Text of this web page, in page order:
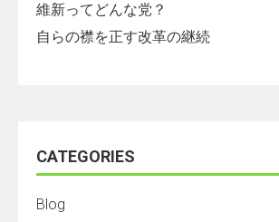
維新ってどんな党？
自らの襟を正す改革の継続
CATEGORIES
Blog